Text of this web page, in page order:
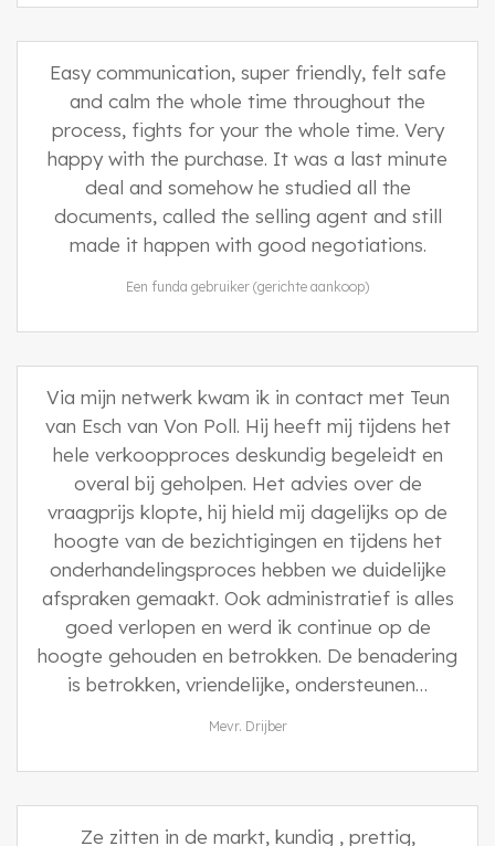
Easy communication, super friendly, felt safe
and calm the whole time throughout the
process, fights for your the whole time. Very
happy with the purchase. It was a last minute
deal and somehow he studied all the
documents, called the selling agent and still
made it happen with good negotiations.
Een funda gebruiker (gerichte aankoop)
Via mijn netwerk kwam ik in contact met Teun
van Esch van Von Poll. Hij heeft mij tijdens het
hele verkoopproces deskundig begeleidt en
overal bij geholpen. Het advies over de
vraagprijs klopte, hij hield mij dagelijks op de
hoogte van de bezichtigingen en tijdens het
onderhandelingsproces hebben we duidelijke
afspraken gemaakt. Ook administratief is alles
goed verlopen en werd ik continue op de
hoogte gehouden en betrokken. De benadering
is betrokken, vriendelijke, ondersteunen…
Mevr. Drijber
Ze zitten in de markt, kundig , prettig,